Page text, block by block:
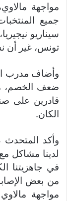
مواجهة
جميع
سيناريو
تونس، غير أن
وأضاف مدرب
ضعف الخصم،
قادرين على
الكان.
وأكد المتحدث
لدينا مشاكل
في جاهزيتنا
من بعض
مواجهة